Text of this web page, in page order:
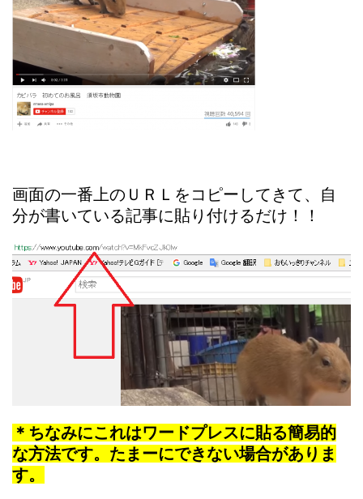
画面の一番上のＵＲＬをコピーしてきて、自
分が書いている記事に貼り付けるだけ！！
＊ちなみにこれはワードプレスに貼る簡易的
な方法です。たまーにできない場合がありま
す。